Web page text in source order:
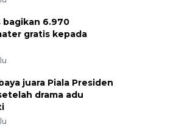
bagikan 6.970
gratis kepada
juara Piala Presiden
drama adu